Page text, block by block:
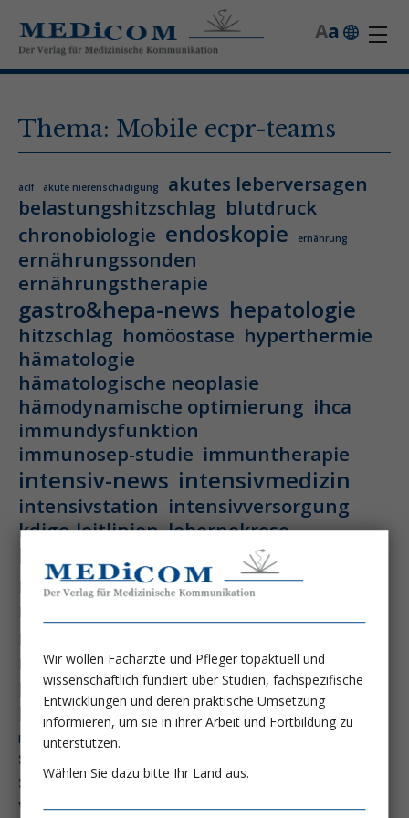
a
A
Thema: Mobile ecpr-teams
aclf akute nierenschädigung
akutes leberversagen
belastungshitzschlag blutdruck
chronobiologie endoskopie ernährung
ernährungssonden
ernährungstherapie
gastro&hepa-news hepatologie
hitzschlag homöostase hyperthermie
hämatologie
hämatologische neoplasie
hämodynamische optimierung ihca
immundysfunktion
immunosep-studie immuntherapie
intensiv-news intensivmedizin
intensivstation intensivversorgung
kdigo-leitlinien lebernekrose
leberzirrhose mangelernährung
masld metabolische lebererkrankung mikrobiom
multiples myelom
nephro-news
niereninsuffizienz nutrition
peg-implantationstechniken
perioperative nierenschädigung
pisces-studie
präzisionstherapie
schluckstörung
septischer schock surrogatparamenter
vasopressortherapie öggh
Wir wollen Fachärzte und Pfleger topaktuell und
wissenschaftlich fundiert über Studien, fachspezifische
Entwicklungen und deren praktische Umsetzung
informieren, um sie in ihrer Arbeit und Fortbildung zu
unterstützen.
Wählen Sie dazu bitte Ihr Land aus.